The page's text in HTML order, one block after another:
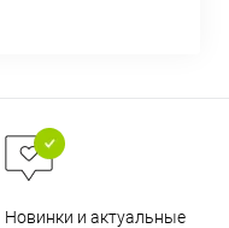
Новинки и актуальные
раз в 2 недели